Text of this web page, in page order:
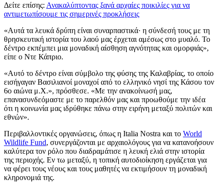
Δείτε επίσης: Ανακαλύπτοντας ξανά αρχαίες ποικιλίες για να
αντιμετωπίσουμε τις σημερινές προκλήσεις
«Αυτά τα λευκά δρύπη είναι συναρπαστικά· η σύνδεσή τους με τη
θρησκευτική ιστορία του λαού μας έρχεται αμέσως στο μυαλό. Το
δέντρο εκπέμπει μια μοναδική αίσθηση αγνότητας και ομορφιάς»,
είπε ο Ντε Κάπριο.
«Αυτό το δέντρο είναι σύμβολο της φύσης της Καλαβρίας, το οποίο
εισήγαγαν Βασιλιανοί μοναχοί από το ελληνικό νησί της Κάσου τον
6ο αιώνα μ.Χ.», πρόσθεσε. «Με την ανακοίνωσή μας,
επανασυνδεόμαστε με το παρελθόν μας και προωθούμε την ιδέα
ότι η κοινωνία μας ιδρύθηκε πάνω στην ειρήνη μεταξύ πολιτών και
εθνών».
Περιβαλλοντικές οργανώσεις, όπως η Italia Nostra και το World
Wildlife Fund, συνεργάζονται με αρχαιολόγους για να κατανοήσουν
καλύτερα τον ρόλο που διαδραμάτισε η λευκή ελιά στην ιστορία
της περιοχής. Εν τω μεταξύ, η τοπική αυτοδιοίκηση εργάζεται για
να φέρει τους νέους και τους μαθητές να εκτιμήσουν τη μοναδική
κληρονομιά της.